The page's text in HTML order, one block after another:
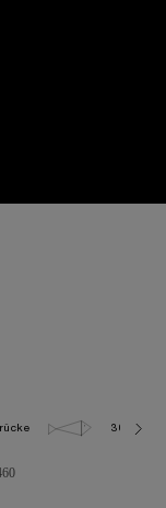
30.0 bar